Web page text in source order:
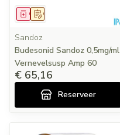
Op voorschrift
Geneesmiddel
Sandoz
Budesonid Sandoz 0,5mg/ml
Vernevelsusp Amp 60
€ 65,16
Reserveer